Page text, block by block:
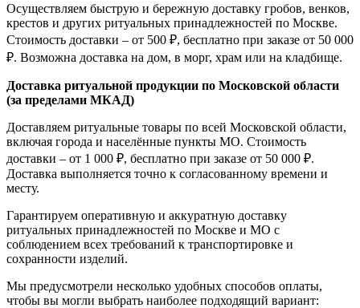
Осуществляем быструю и бережную доставку гробов, венков,
крестов и других ритуальных принадлежностей по Москве.
Стоимость доставки – от 500 ₽, бесплатно при заказе от 50 000
₽. Возможна доставка на дом, в морг, храм или на кладбище.
Доставка ритуальной продукции по Московской области
(за пределами МКАД)
Доставляем ритуальные товары по всей Московской области,
включая города и населённые пункты МО. Стоимость
доставки – от 1 000 ₽, бесплатно при заказе от 50 000 ₽.
Доставка выполняется точно к согласованному времени и
месту.
Гарантируем оперативную и аккуратную доставку
ритуальных принадлежностей по Москве и МО с
соблюдением всех требований к транспортировке и
сохранности изделий.
Мы предусмотрели несколько удобных способов оплаты,
чтобы вы могли выбрать наиболее подходящий вариант: